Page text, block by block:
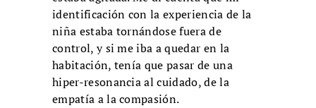
identificación con la experiencia de la
niña estaba tornándose fuera de
control, y si me iba a quedar en la
habitación, tenía que pasar de una
hiper-resonancia al cuidado, de la
empatía a la compasión.